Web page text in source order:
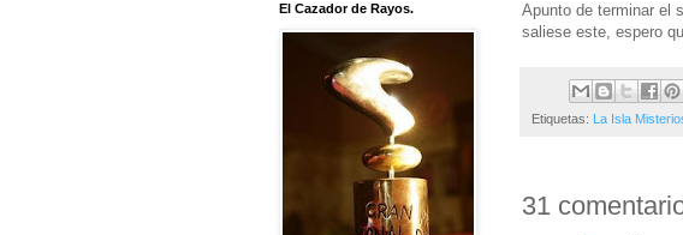
Apunto de terminar el
saliese este, espero
Etiquetas: La Isla
31
El Cazador de Rayos.